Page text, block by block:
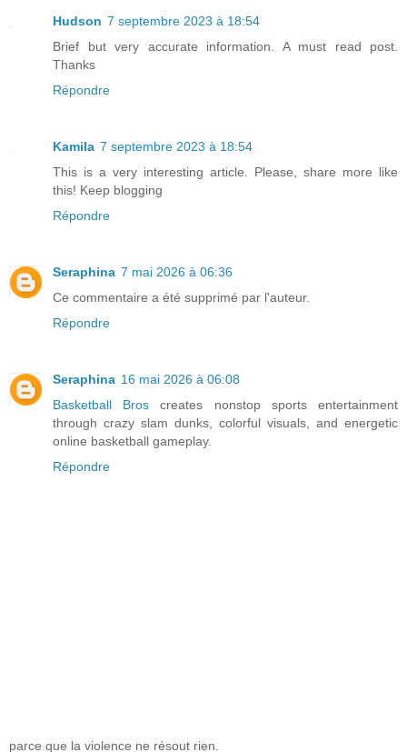
Hudson 7 septembre 2023 à 18:54
Brief but very accurate information. A must read post.
Thanks
Répondre
Kamila 7 septembre 2023 à 18:54
This is a very interesting article. Please, share more like
this! Keep blogging
Répondre
Seraphina 7 mai 2026 à 06:36
Ce commentaire a été supprimé par l'auteur.
Répondre
Seraphina 16 mai 2026 à 06:08
Basketball Bros creates nonstop sports entertainment
through crazy slam dunks, colorful visuals, and energetic
online basketball gameplay.
Répondre
parce que la violence ne résout rien.